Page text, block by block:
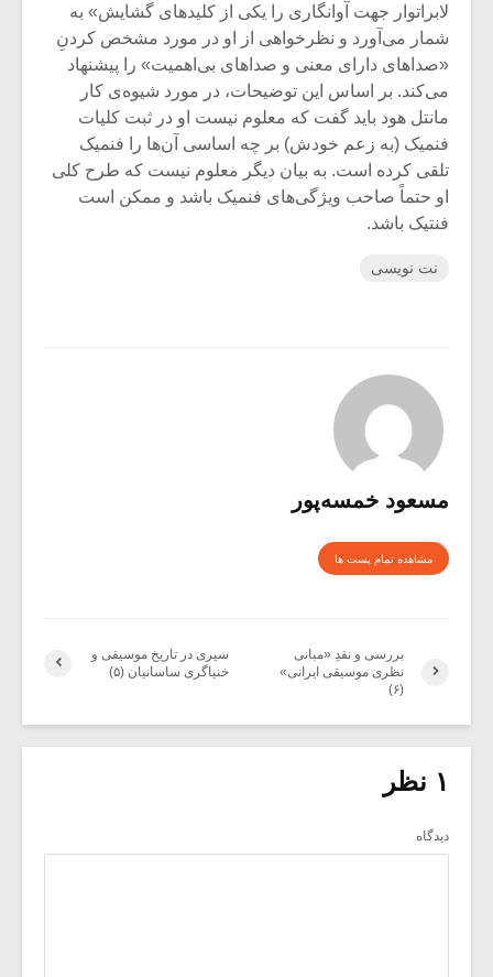
لابراتوار جهت آوانگاری را یکی از کلیدهای گشایش» به
شمار می‌آورد و نظرخواهی از او در مورد مشخص کردنِ
«صداهای دارای معنی و صداهای بی‌اهمیت» را پیشنهاد
می‌کند. بر اساس این توضیحات، در مورد شیوه‌ی کار
مانتل هود باید گفت که معلوم نیست او در ثبت کلیات
فنمیک (به زعم خودش) بر چه اساسی آن‌ها را فنمیک
تلقی کرده است. به بیان دیگر معلوم نیست که طرح کلی
او حتماً صاحب ویژگی‌های فنمیک باشد و ممکن است
فنتیک باشد.
نت نویسی
مسعود خمسه‌پور
مشاهده تمام پست ها
سیری در تاریخ موسیقی و
خنیاگری ساسانیان (۵)
بررسی و نقدِ «مبانی
نظری موسیقی ایرانی»
(۶)
۱ نظر
دیدگاه